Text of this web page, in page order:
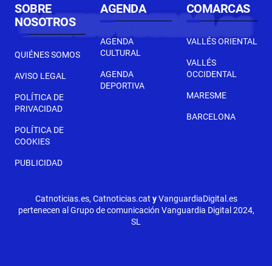
SOBRE
NOSOTROS
QUIÉNES SOMOS
AVISO LEGAL
POLÍTICA DE
PRIVACIDAD
POLÍTICA DE
COOKIES
PUBLICIDAD
AGENDA
AGENDA
CULTURAL
AGENDA
DEPORTIVA
COMARCAS
VALLÉS ORIENTAL
VALLÉS
OCCIDENTAL
MARESME
BARCELONA
Catnoticias.es, Catnoticias.cat yVanguardiaDigital.es
pertenecen al Grupo de comunicación Vanguardia Digital 2024,
SL